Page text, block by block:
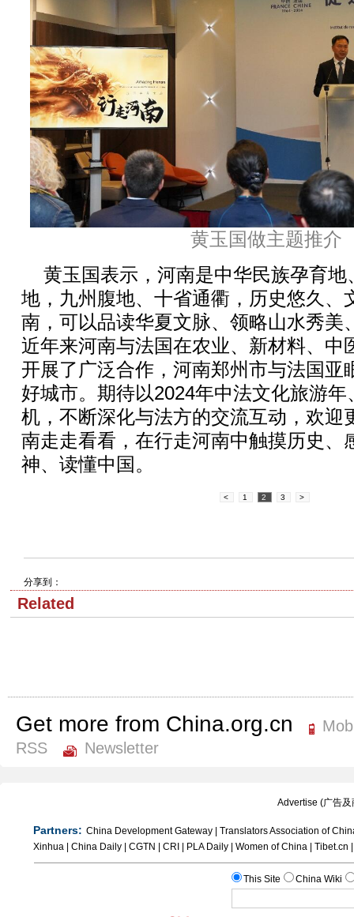
黄玉国做主题推介
黄玉国表示，河南是中华民族孕育地
地，九州腹地、十省通衢，历史悠久、
南，可以品读华夏文脉、领略山水秀美
近年来河南与法国在农业、新材料、中
开展了广泛合作，河南郑州市与法国亚
好城市。期待以2024年中法文化旅游
机，不断深化与法方的交流互动，欢迎
南走走看看，在行走河南中触摸历史、
神、读懂中国。
< 1 2 3 >
分享到：
Related
Get more from China.org.cn
RSS
Newsletter